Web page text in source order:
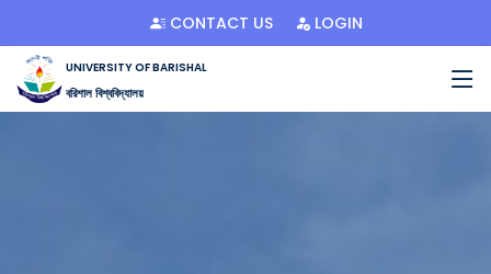
CONTACT US LOGIN
UNIVERSITY OF BARISHAL
বরিশাল বিশ্ববিদ্যালয়